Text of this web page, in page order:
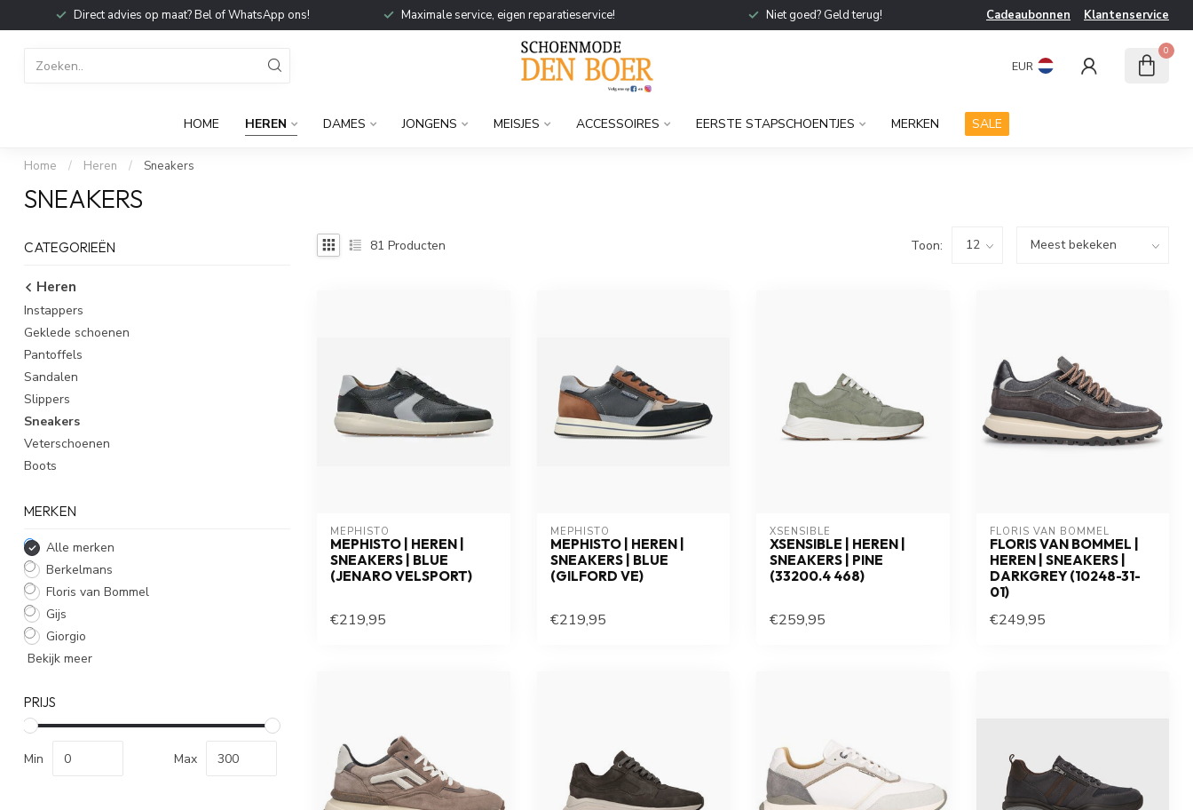
Direct advies op maat? Bel of WhatsApp ons! Maximale service, eigen reparatieservice! Niet goed? Geld terug! Cadeaubonnen Klantenservice
EUR
0
HOME HEREN DAMES JONGENS MEISJES ACCESSOIRES EERSTE STAPSCHOENTJES MERKEN SALE
Home / Heren / Sneakers
SNEAKERS
CATEGORIEËN
Heren
Instappers
Geklede schoenen
Pantoffels
Sandalen
Slippers
Sneakers
Veterschoenen
Boots
MERKEN
Alle merken
Berkelmans
Floris van Bommel
Gijs
Giorgio
Bekijk meer
PRIJS
Min Max
81 Producten Toon:
MEPHISTO
MEPHISTO | HEREN |
SNEAKERS | BLUE
(JENARO VELSPORT)
€219,95
MEPHISTO
MEPHISTO | HEREN |
SNEAKERS | BLUE
(GILFORD VE)
€219,95
XSENSIBLE
XSENSIBLE | HEREN |
SNEAKERS | PINE
(33200.4 468)
€259,95
FLORIS VAN BOMMEL
FLORIS VAN BOMMEL |
HEREN | SNEAKERS |
DARKGREY (10248-31-
01)
€249,95